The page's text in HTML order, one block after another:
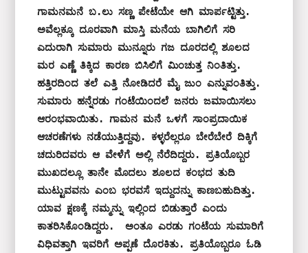
ಗಾಮನಮನೆ ಬ.ಲು ಸಣ್ಣ ಪೇಟೆಯೇ ಆಗಿ ಮಾರ್ಪಟ್ಟಿತ್ತು.
ಅವೆಲ್ಲಕ್ಕೂ ದೂರವಾಗಿ ಮಾಸ್ತಿ ಮನೆಯ ಬಾಗಿಲಿಗೆ ಸರಿ
ಎದುರಾಗಿ ಸುಮಾರು ಮುನ್ನೂರು ಗಜ ದೂರದಲ್ಲಿ ಶೂಲದ
ಮರ ಎಣ್ಣೆ ತಿಕ್ಕಿದ ಕಾರಣ ಬಿಸಿಲಿಗೆ ಮಿಂಚುತ್ತ ನಿಂತಿತ್ತು.
ಹತ್ತಿರದಿಂದ ತಲೆ ಎತ್ತಿ ನೋಡಿದರೆ ಮೈ ಜುಂ ಎನ್ನುವಂತಿತ್ತು.
ಸುಮಾರು ಹನ್ನೆರಡು ಗಂಟೆಯಿಂದಲೆ ಜನರು ಜಮಾಯಿಸಲು
ಆರಂಭವಾಯಿತು. ಗಾಮನ ಮನೆ ಒಳಗೆ ಸಾಂಪ್ರದಾಯಿಕ
ಆಚರಣೆಗಳು ನಡೆಯುತ್ತಿದ್ದವು. ಕಳ್ಳರೆಲ್ಲರೂ ಬೇರೆಬೇರೆ ದಿಕ್ಕಿಗೆ
ಚದುರಿದವರು ಆ ವೇಳೆಗೆ ಅಲ್ಲಿ ನೆರೆದಿದ್ದರು. ಪ್ರತಿಯೊಬ್ಬರ
ಮುಖದಲ್ಲೂ ತಾನೇ ಮೊದಲು ಶೂಲದ ಕಂಭದ ತುದಿ
ಮುಟ್ಟುವವನು ಎಂಬ ಭರವಸೆ ಇದ್ದುದನ್ನು ಕಾಣಬಹುದಿತ್ತು.
ಯಾವ ಕ್ಷಣಕ್ಕೆ ನಮ್ಮನ್ನು ಇಲ್ಲಿಂದ ಬಿಡುತ್ತಾರೆ ಎಂದು
ಕಾತರಿಸಿಕೊಂಡಿದ್ದರು.  ಅಂತೂ ಎರಡು ಗಂಟೆಯ ಸುಮಾರಿಗೆ
ವಿಧಿವತ್ತಾಗಿ ಇವರಿಗೆ ಅಪ್ಪಣೆ ದೊರಕಿತು. ಪ್ರತಿಯೊಬ್ಬರೂ ಓಡಿ